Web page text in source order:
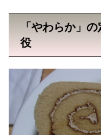
「やわらか」
役